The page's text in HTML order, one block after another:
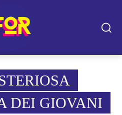
DEI GIOVANI